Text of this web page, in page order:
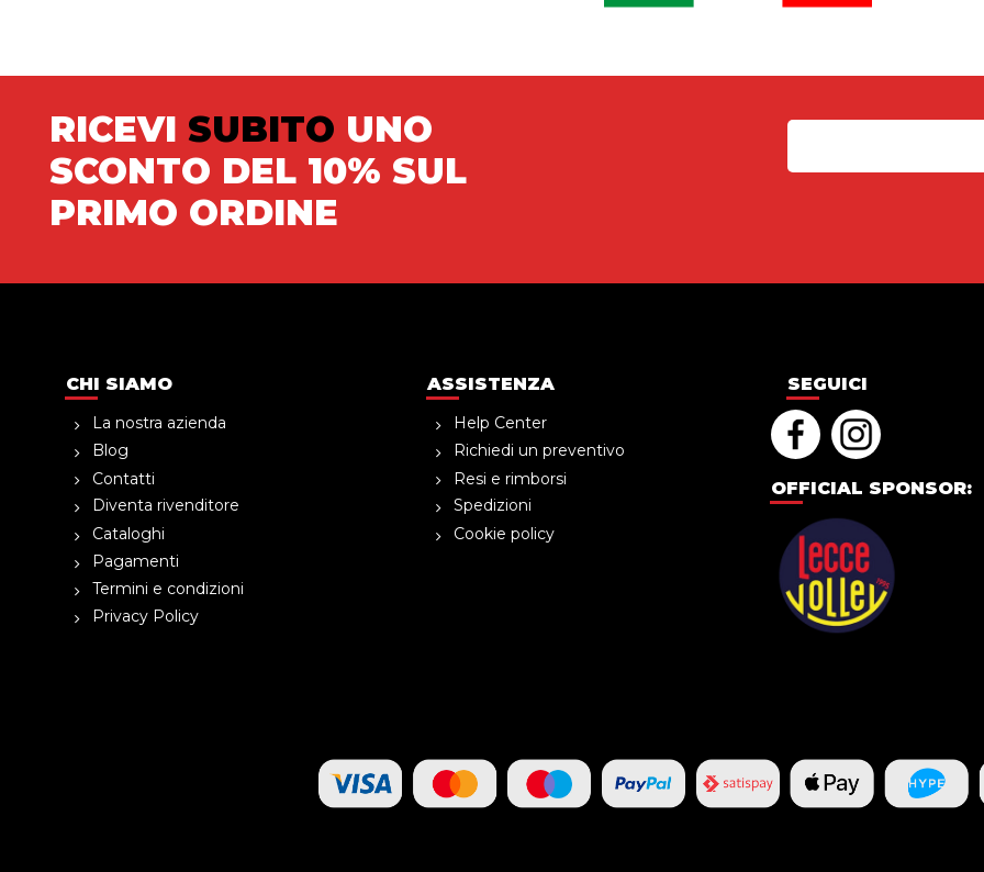
RICEVI SUBITO UNO
SCONTO DEL 10% SUL
PRIMO ORDINE
CHI SIAMO
La nostra azienda
Blog
Contatti
Diventa rivenditore
Cataloghi
Pagamenti
Termini e condizioni
Privacy Policy
ASSISTENZA
Help Center
Richiedi un preventivo
Resi e rimborsi
Spedizioni
Cookie policy
SEGUICI
OFFICIAL SPONSOR: